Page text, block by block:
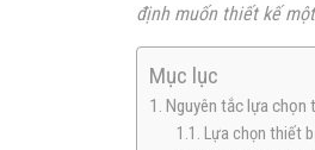
định muốn thiết kế
Mục lục
1. Nguyên tắc lựa
1.1. Lựa chọn thiết